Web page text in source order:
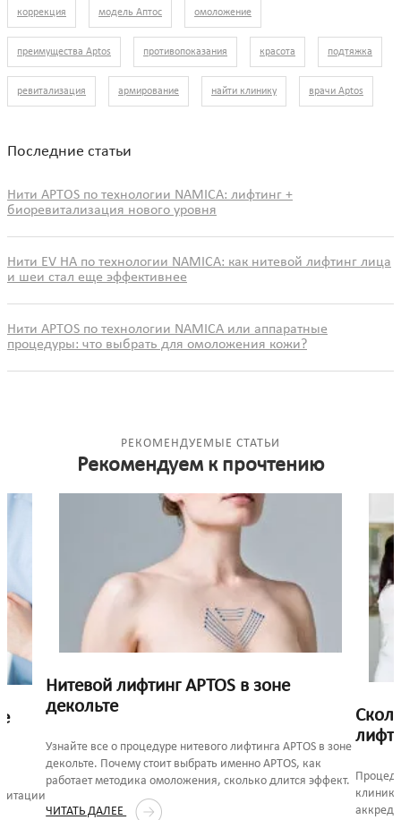
коррекция модель Аптос омоложение
преимущества Aptos противопоказания красота подтяжка
ревитализация армирование найти клинику врачи Aptos
Последние статьи
Нити APTOS по технологии NAMICA: лифтинг +
биоревитализация нового уровня
Нити EV HA по технологии NAMICA: как нитевой лифтинг лица
и шеи стал еще эффективнее
Нити APTOS по технологии NAMICA или аппаратные
процедуры: что выбрать для омоложения кожи?
РЕКОМЕНДУЕМЫЕ СТАТЬИ
Рекомендуем к прочтению
Нитевой лифтинг APTOS в зоне
декольте
Узнайте все о процедуре нитевого лифтинга APTOS в зоне
декольте. Почему стоит выбрать именно APTOS, как
работает методика омоложения, сколько длится эффект.
ЧИТАТЬ ДАЛЕЕ